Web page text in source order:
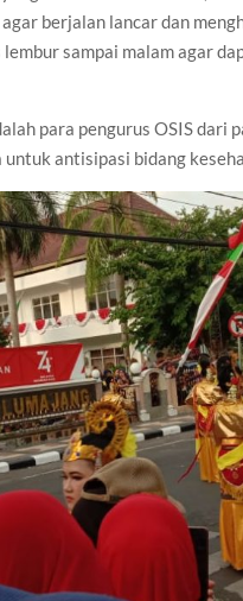
berjalan lancar dan
sampai malam agar
para pengurus OSIS dari
untuk antisipasi bidang